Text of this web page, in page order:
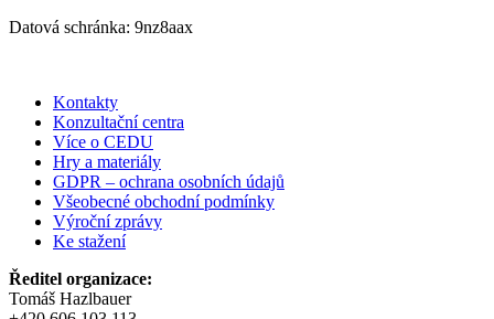
Datová schránka: 9nz8aax
Kontakty
Konzultační centra
Více o CEDU
Hry a materiály
GDPR – ochrana osobních údajů
Všeobecné obchodní podmínky
Výroční zprávy
Ke stažení
Ředitel organizace:
Tomáš Hazlbauer